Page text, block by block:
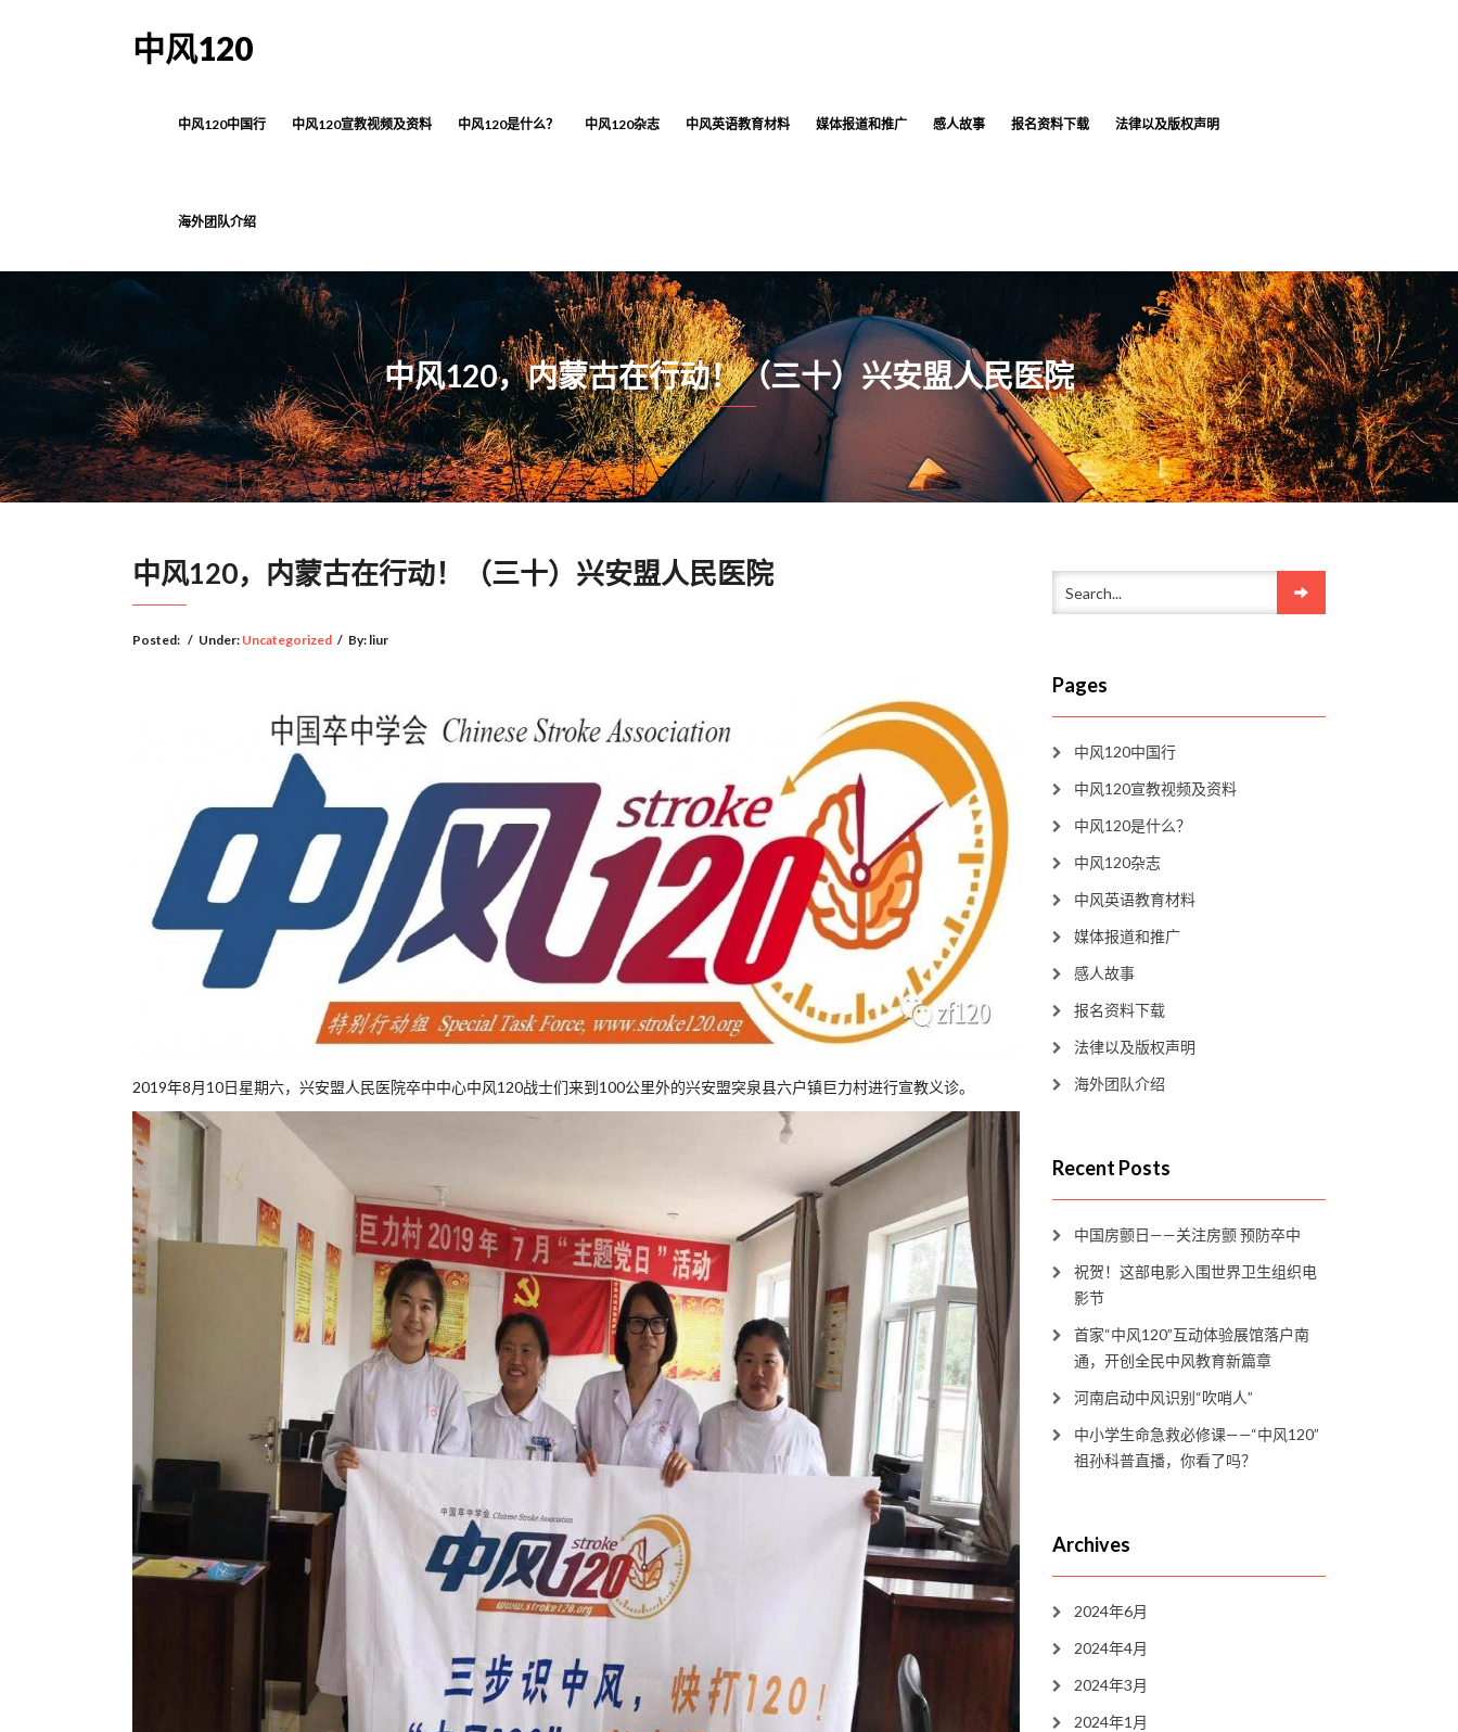
中风120
中风120中国行 中风120宣教视频及资料 中风120是什么？ 中风120杂志 中风英语教育材料 媒体报道和推广 感人故事 报名资料下载 法律以及版权声明
海外团队介绍
中风120，内蒙古在行动！（三十）兴安盟人民医院
中风120，内蒙古在行动！（三十）兴安盟人民医院
Posted: / Under: Uncategorized / By: liur
2019年8月10日星期六，兴安盟人民医院卒中中心中风120战士们来到100公里外的兴安盟突泉县六户镇巨力村进行宣教义诊。
Pages
中风120中国行
中风120宣教视频及资料
中风120是什么？
中风120杂志
中风英语教育材料
媒体报道和推广
感人故事
报名资料下载
法律以及版权声明
海外团队介绍
Recent Posts
中国房颤日——关注房颤 预防卒中
祝贺！这部电影入围世界卫生组织电
影节
首家“中风120”互动体验展馆落户南
通，开创全民中风教育新篇章
河南启动中风识别“吹哨人”
中小学生命急救必修课——“中风120”
祖孙科普直播，你看了吗？
Archives
2024年6月
2024年4月
2024年3月
2024年1月